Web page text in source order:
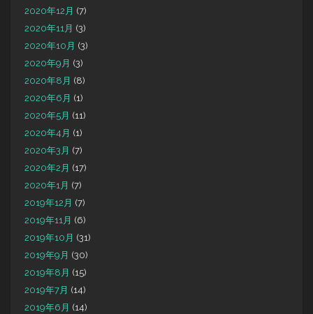
2020年12月 (7)
2020年11月 (3)
2020年10月 (3)
2020年9月 (3)
2020年8月 (8)
2020年6月 (1)
2020年5月 (11)
2020年4月 (1)
2020年3月 (7)
2020年2月 (17)
2020年1月 (7)
2019年12月 (7)
2019年11月 (6)
2019年10月 (31)
2019年9月 (30)
2019年8月 (15)
2019年7月 (14)
2019年6月 (14)